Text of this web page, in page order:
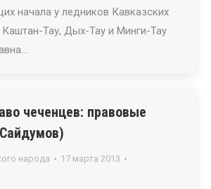
начала у ледников Кавказских
Каштан-Тау, Дых-Тау и Минги-Тау
чеченцев: правовые
народа
17 марта 2013